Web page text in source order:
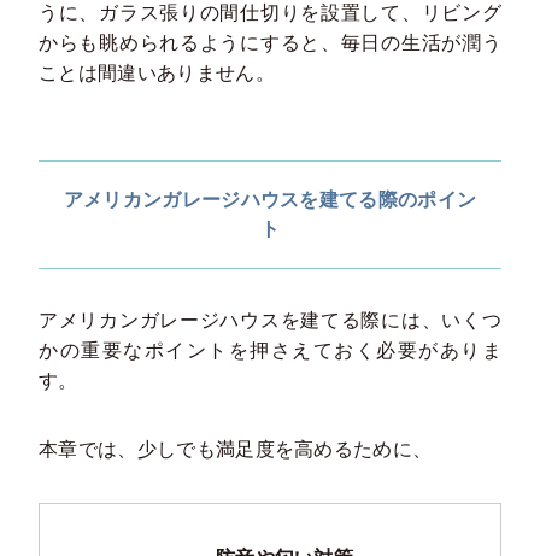
うに、ガラス張りの間仕切りを設置して、リビング
からも眺められるようにすると、毎日の生活が潤う
ことは間違いありません。
アメリカンガレージハウスを建てる際のポイン
ト
アメリカンガレージハウスを建てる際には、いくつ
かの重要なポイントを押さえておく必要がありま
す。
本章では、少しでも満足度を高めるために、